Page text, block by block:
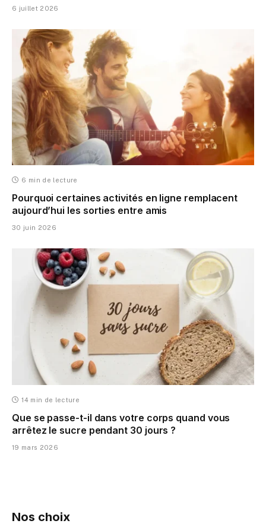
6 juillet 2026
6 min de lecture
Pourquoi certaines activités en ligne remplacent
aujourd’hui les sorties entre amis
30 juin 2026
14 min de lecture
Que se passe-t-il dans votre corps quand vous
arrêtez le sucre pendant 30 jours ?
19 mars 2026
Nos choix